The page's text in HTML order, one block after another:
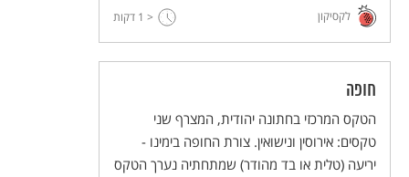
ישראל התרחש מפנה של ממש בלימוד תורה של
נשים.
לקסיקון < 1 דקות
חופה
הטקס המרכזי בחתונה יהודית, המצרף שני
טקסים: אירוסין ונישואין. צורת החופה בימינו -
יריעה (טלית או בד מהודר) שמתחתיה נערך הטקס